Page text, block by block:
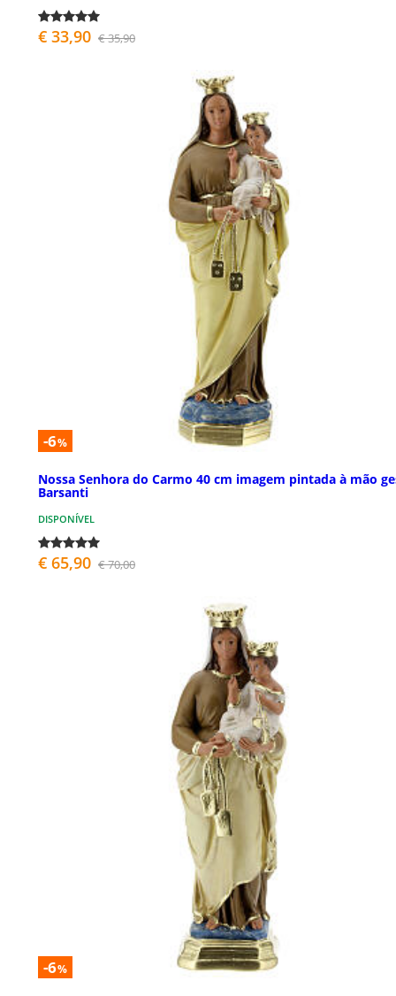
€ 33,90 € 35,90
-6%
Nossa Senhora do Carmo 40 cm imagem pintada à mão
Barsanti
DISPONÍVEL
€ 65,90 € 70,00
-6%